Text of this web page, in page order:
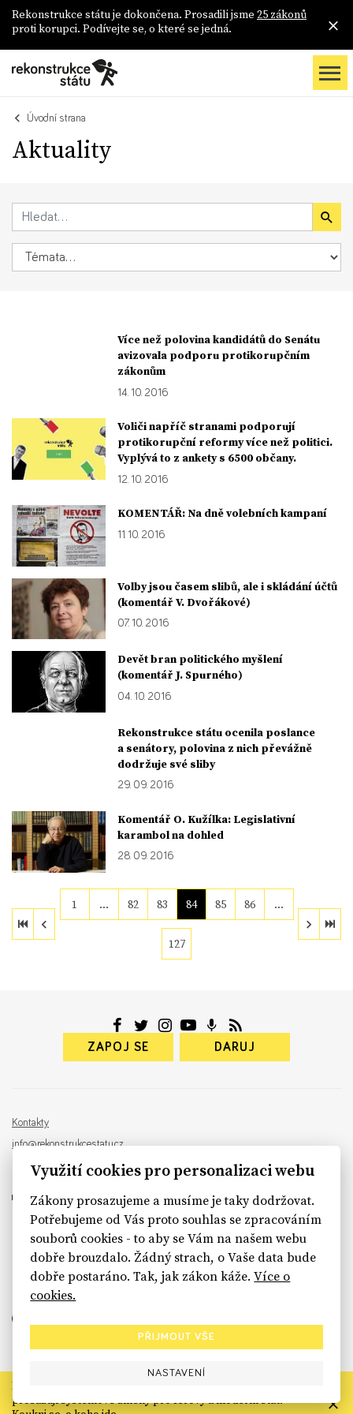
Rekonstrukce státu je dokončena. Prosadili jsme 25 zákonů
proti korupci. Podívejte se, o které se jedná.
Úvodní strana
Aktuality
Více než polovina kandidátů do Senátu
avizovala podporu protikorupčním
zákonům
14. 10. 2016
Voliči napříč stranami podporují
protikorupční reformy více než politici.
Vyplývá to z ankety s 6500 občany.
12. 10. 2016
KOMENTÁŘ: Na dně volebních kampaní
11. 10. 2016
Volby jsou časem slibů, ale i skládání účtů
(komentář V. Dvořákové)
07. 10. 2016
Devět bran politického myšlení
(komentář J. Spurného)
04. 10. 2016
Rekonstrukce státu ocenila poslance
a senátory, polovina z nich převážně
dodržuje své sliby
29. 09. 2016
Komentář O. Kužílka: Legislativní
karambol na dohled
28. 09. 2016
1 … 82 83 84 85 86 …
127
ZAPOJ SE DARUJ
Kontakty
info@rekonstrukcestatu.cz
Návrh a vývoj: Sinfin , ilustrace:
sinfin.digital
Rekonstrukce státu končí. Její členské organizace však dál
prosazují systémové změny pro férový a moderní stát.
Využití cookies pro personalizaci webu
Zákony prosazujeme a musíme je taky dodržovat.
Potřebujeme od Vás proto souhlas se zpracováním
souborů cookies - to aby se Vám na našem webu
dobře brouzdalo. Žádný strach, o Vaše data bude
dobře postaráno. Tak, jak zákon káže.Více o
cookies.
PŘIJMOUT VŠE
NASTAVENÍ